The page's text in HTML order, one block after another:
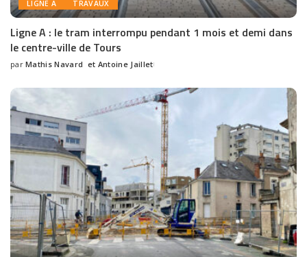
LIGNE A TRAVAUX
Ligne A : le tram interrompu pendant 1 mois et demi dans
le centre-ville de Tours
par Mathis Navard et Antoine Jaillet